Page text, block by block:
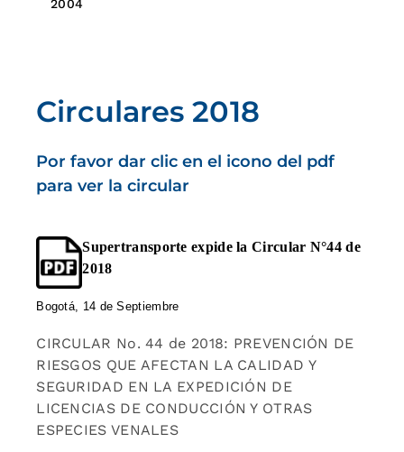
2004
Circulares 2018
Por favor dar clic en el icono del pdf
para ver la circular
Supertransporte expide la Circular N°44 de
2018
Bogotá, 14 de Septiembre
CIRCULAR No. 44 de 2018: PREVENCIÓN DE
RIESGOS QUE AFECTAN LA CALIDAD Y
SEGURIDAD EN LA EXPEDICIÓN DE
LICENCIAS DE CONDUCCIÓN Y OTRAS
ESPECIES VENALES